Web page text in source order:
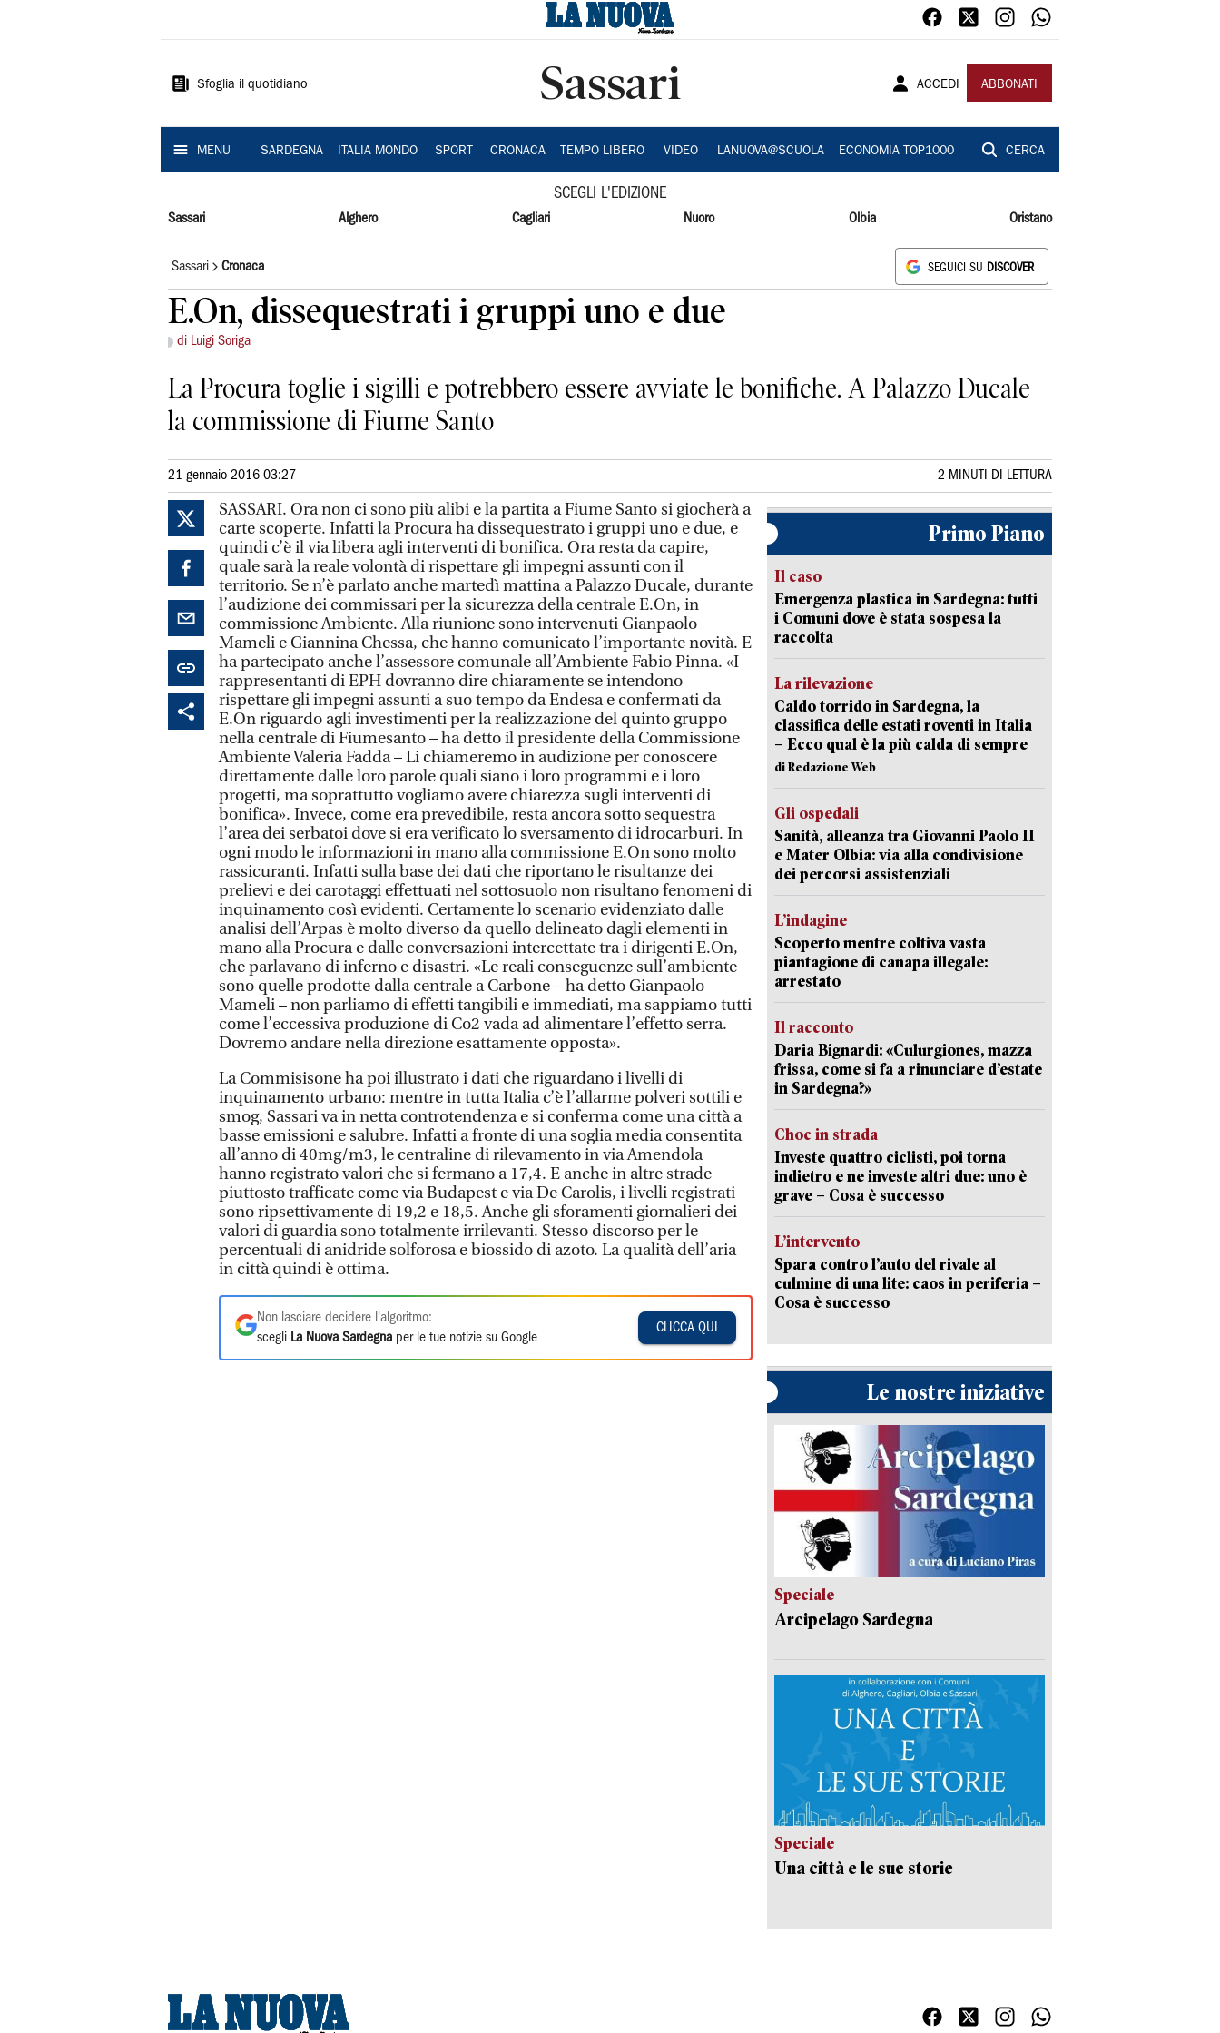
Sardegna
Sfoglia il quotidiano Sassari ACCEDI ABBONATI
MENU SARDEGNA ITALIA MONDO SPORT CRONACA TEMPO LIBERO VIDEO LANUOVA@SCUOLA ECONOMIA TOP1000 CERCA
SCEGLI L'EDIZIONE
Sassari Alghero Cagliari Nuoro Olbia Oristano
Sassari Cronaca SEGUICI SU DISCOVER
E.On, dissequestrati i gruppi uno e due
di Luigi Soriga
La Procura toglie i sigilli e potrebbero essere avviate le bonifiche. A Palazzo Ducale
la commissione di Fiume Santo
21 gennaio 2016 03:27 2 MINUTI DI LETTURA
SASSARI. Ora non ci sono più alibi e la partita a Fiume Santo si giocherà a
carte scoperte. Infatti la Procura ha dissequestrato i gruppi uno e due, e
quindi c’è il via libera agli interventi di bonifica. Ora resta da capire,
quale sarà la reale volontà di rispettare gli impegni assunti con il
territorio. Se n’è parlato anche martedì mattina a Palazzo Ducale, durante
l’audizione dei commissari per la sicurezza della centrale E.On, in
commissione Ambiente. Alla riunione sono intervenuti Gianpaolo
Mameli e Giannina Chessa, che hanno comunicato l’importante novità. E
ha partecipato anche l’assessore comunale all’Ambiente Fabio Pinna. «I
rappresentanti di EPH dovranno dire chiaramente se intendono
rispettare gli impegni assunti a suo tempo da Endesa e confermati da
E.On riguardo agli investimenti per la realizzazione del quinto gruppo
nella centrale di Fiumesanto – ha detto il presidente della Commissione
Ambiente Valeria Fadda – Li chiameremo in audizione per conoscere
direttamente dalle loro parole quali siano i loro programmi e i loro
progetti, ma soprattutto vogliamo avere chiarezza sugli interventi di
bonifica». Invece, come era prevedibile, resta ancora sotto sequestra
l’area dei serbatoi dove si era verificato lo sversamento di idrocarburi. In
ogni modo le informazioni in mano alla commissione E.On sono molto
rassicuranti. Infatti sulla base dei dati che riportano le risultanze dei
prelievi e dei carotaggi effettuati nel sottosuolo non risultano fenomeni di
inquinamento così evidenti. Certamente lo scenario evidenziato dalle
analisi dell’Arpas è molto diverso da quello delineato dagli elementi in
mano alla Procura e dalle conversazioni intercettate tra i dirigenti E.On,
che parlavano di inferno e disastri. «Le reali conseguenze sull’ambiente
sono quelle prodotte dalla centrale a Carbone – ha detto Gianpaolo
Mameli – non parliamo di effetti tangibili e immediati, ma sappiamo tutti
come l’eccessiva produzione di Co2 vada ad alimentare l’effetto serra.
Dovremo andare nella direzione esattamente opposta».
La Commisisone ha poi illustrato i dati che riguardano i livelli di
inquinamento urbano: mentre in tutta Italia c’è l’allarme polveri sottili e
smog, Sassari va in netta controtendenza e si conferma come una città a
basse emissioni e salubre. Infatti a fronte di una soglia media consentita
all’anno di 40mg/m3, le centraline di rilevamento in via Amendola
hanno registrato valori che si fermano a 17,4. E anche in altre strade
piuttosto trafficate come via Budapest e via De Carolis, i livelli registrati
sono ripsettivamente di 19,2 e 18,5. Anche gli sforamenti giornalieri dei
valori di guardia sono totalmente irrilevanti. Stesso discorso per le
percentuali di anidride solforosa e biossido di azoto. La qualità dell’aria
in città quindi è ottima.
Non lasciare decidere l'algoritmo:
scegli La Nuova Sardegna per le tue notizie su Google
CLICCA QUI
Primo Piano
Il caso
Emergenza plastica in Sardegna: tutti
i Comuni dove è stata sospesa la
raccolta
La rilevazione
Caldo torrido in Sardegna, la
classifica delle estati roventi in Italia
– Ecco qual è la più calda di sempre
di Redazione Web
Gli ospedali
Sanità, alleanza tra Giovanni Paolo II
e Mater Olbia: via alla condivisione
dei percorsi assistenziali
L’indagine
Scoperto mentre coltiva vasta
piantagione di canapa illegale:
arrestato
Il racconto
Daria Bignardi: «Culurgiones, mazza
frissa, come si fa a rinunciare d’estate
in Sardegna?»
Choc in strada
Investe quattro ciclisti, poi torna
indietro e ne investe altri due: uno è
grave – Cosa è successo
L’intervento
Spara contro l’auto del rivale al
culmine di una lite: caos in periferia –
Cosa è successo
Le nostre iniziative
Speciale
Arcipelago Sardegna
Speciale
Una città e le sue storie